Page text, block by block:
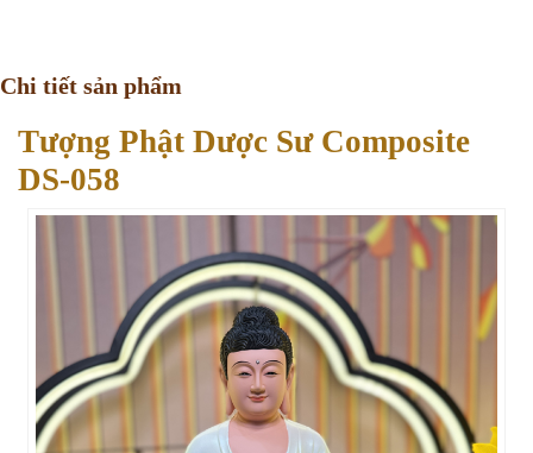
Chi tiết sản phẩm
Tượng Phật Dược Sư Composite
DS-058